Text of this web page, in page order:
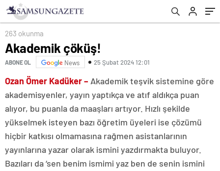
263 okunma
Akademik çöküş!
ABONE OL News 25 Şubat 2024 12:01
Ozan Ömer Kadüker – Akademik teşvik sistemine göre
akademisyenler, yayın yaptıkça ve atıf aldıkça puan
alıyor, bu puanla da maaşları artıyor. Hızlı şekilde
yükselmek isteyen bazı öğretim üyeleri ise çözümü
hiçbir katkısı olmamasına rağmen asistanlarının
yayınlarına yazar olarak ismini yazdırmakta buluyor.
Bazıları da ‘sen benim ismimi yaz ben de senin ismini